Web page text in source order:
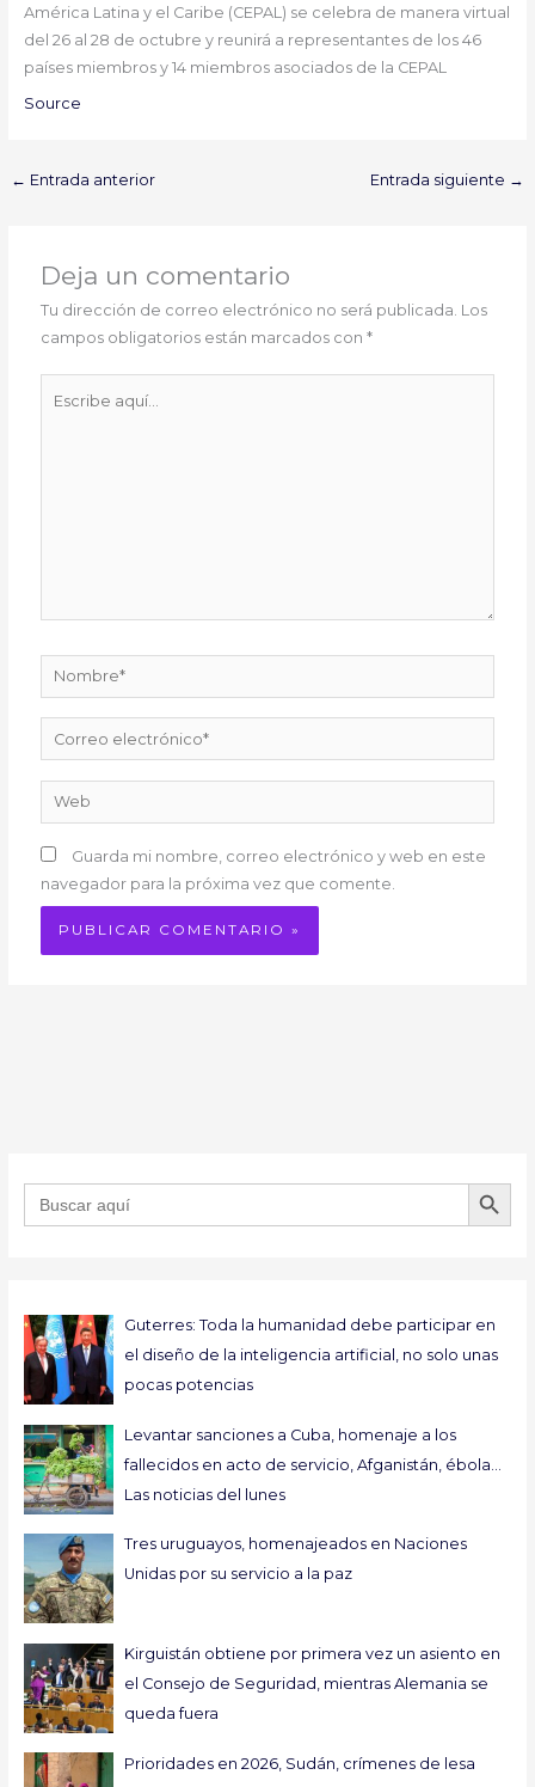
América Latina y el Caribe (CEPAL) se celebra de manera virtual
del 26 al 28 de octubre y reunirá a representantes de los 46
países miembros y 14 miembros asociados de la CEPAL
Source
← Entrada anterior Entrada siguiente →
Deja un comentario
Tu dirección de correo electrónico no será publicada. Los
campos obligatorios están marcados con*
Nombre*
Correo
electrónico*
Web
Guarda mi nombre, correo electrónico y web en este
navegador para la próxima vez que comente.
Buscar: BOTÓN DE
Guterres: Toda la humanidad debe participar en
el diseño de la inteligencia artificial, no solo unas
pocas potencias
Levantar sanciones a Cuba, homenaje a los
fallecidos en acto de servicio, Afganistán, ébola…
Las noticias del lunes
Tres uruguayos, homenajeados en Naciones
Unidas por su servicio a la paz
Kirguistán obtiene por primera vez un asiento en
el Consejo de Seguridad, mientras Alemania se
queda fuera
Prioridades en 2026, Sudán, crímenes de lesa